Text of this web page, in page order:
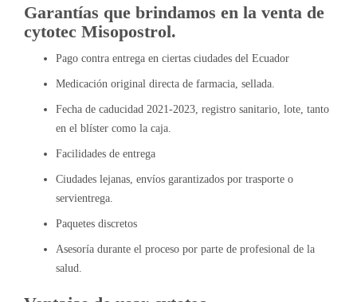
Garantías que brindamos en la venta de
cytotec Misopostrol.
Pago contra entrega en ciertas ciudades del Ecuador
Medicación original directa de farmacia, sellada.
Fecha de caducidad 2021-2023, registro sanitario, lote, tanto
en el blíster como la caja.
Facilidades de entrega
Ciudades lejanas, envíos garantizados por trasporte o
servientrega.
Paquetes discretos
Asesoría durante el proceso por parte de profesional de la
salud.